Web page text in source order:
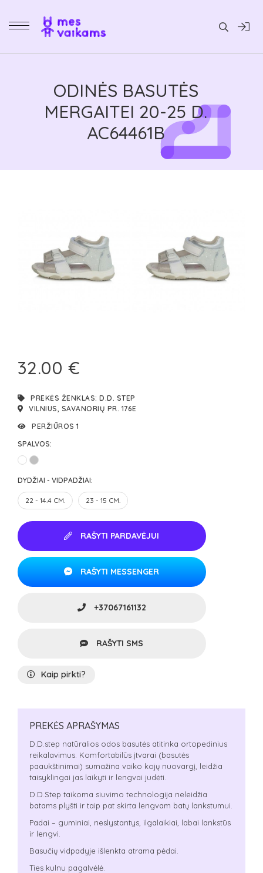
Daiktai
ODINĖS BASUTĖS
MERGAITEI 20-25 D.
AC64461B
32.00 €
PREKĖS ŽENKLAS:D.D. STEP
VILNIUS, SAVANORIŲ PR. 176E
PERŽIŪROS 1
SPALVOS:
DYDŽIAI - VIDPADŽIAI:
22 - 14.4 CM. 23 - 15 CM.
RAŠYTI PARDAVĖJUI
RAŠYTI MESSENGER
+37067161132
RAŠYTI SMS
Kaip pirkti?
PREKĖS APRAŠYMAS
D.D.step natūralios odos basutės atitinka ortopedinius
reikalavimus. Komfortabilūs įtvarai (basutės
paaukštinimai) sumažina vaiko kojų nuovargį, leidžia
taisyklingai jas laikyti ir lengvai judėti.
D.D.Step taikoma siuvimo technologija neleidžia
batams plyšti ir taip pat skirta lengvam batų lankstumui.
Padai – guminiai, neslystantys, ilgalaikiai, labai lankstūs
ir lengvi.
Basučių vidpadyje išlenkta atrama pėdai.
Ties kulnu pagalvėlė.